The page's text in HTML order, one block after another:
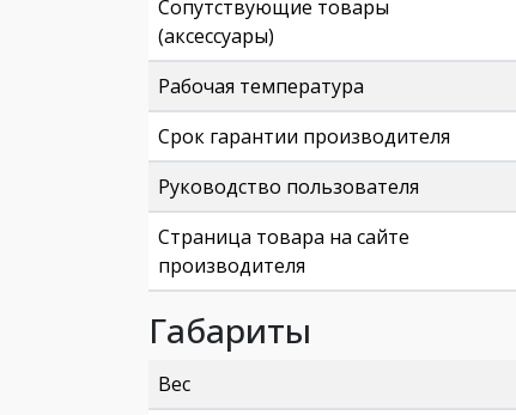
Сопутствующие товары
(аксессуары)
Рабочая температура
Срок гарантии производителя
Руководство пользователя
Страница товара на сайте
производителя
Габариты
Вес